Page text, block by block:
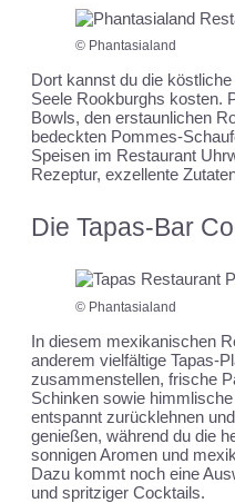
© Phantasialand
Dort kannst du die
Seele Rookburghs kosten.
Bowls, den erstaunlichen
bedeckten Pommes-
Speisen im Restaurant
Rezeptur, exzellente
Die Tapas-Bar
© Phantasialand
In diesem mexikanischen
anderem vielfältige Tapas-
zusammenstellen, frische
Schinken sowie
entspannt zurücklehnen
genießen, während du die
sonnigen Aromen und
Dazu kommt noch eine
und spritziger Cocktails.